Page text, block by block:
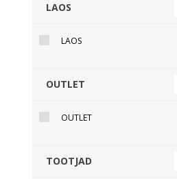
JUHT-, KONTROLL-
LAOS
LAOS
OUTLET
OUTLET
TOOTJAD